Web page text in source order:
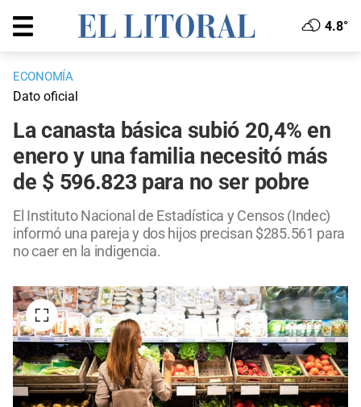
4.8°
ECONOMÍA
Dato oficial
La canasta básica subió 20,4% en
enero y una familia necesitó más
de $ 596.823 para no ser pobre
El Instituto Nacional de Estadística y Censos (Indec)
informó una pareja y dos hijos precisan $285.561 para
no caer en la indigencia.